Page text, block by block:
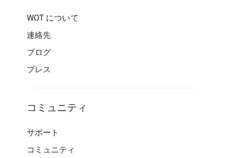
WOT について
連絡先
ブログ
プレス
コミュニティ
サポート
コミュニティ